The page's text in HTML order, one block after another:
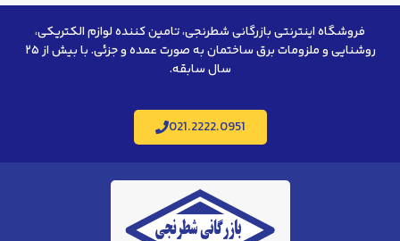
فروشگاه اینترنتی بازرگانی شطرنجی، تامین کننده لوازم الکتریکی،
روشنایی و ملزومات برق ساختمان به صورت عمده و جزئی. با بیش از ۲۵
سال سابقه.
021.2222.0951